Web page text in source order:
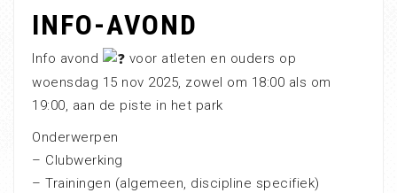
INFO-AVOND
Info avond
voor atleten en ouders op
woensdag 15 nov 2025, zowel om 18:00 als om
19:00, aan de piste in het park
Onderwerpen
– Clubwerking
– Trainingen (algemeen, discipline specifiek)